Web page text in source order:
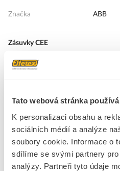
Tato webová stránka
K personalizaci obsahu a
sociálních médií a analýze
soubory cookie. Informace o
sdílíme se svými partnery
analýzy. Partneři tyto údaje
Značka ABB
Zásuvky CEE
Provedení
Napětí podle ČSN EN
60309-2
230 V
Pozice na hodinách
6 h
Barevný kód, Identifikační
barva
Modrý
číslo RAL
7012